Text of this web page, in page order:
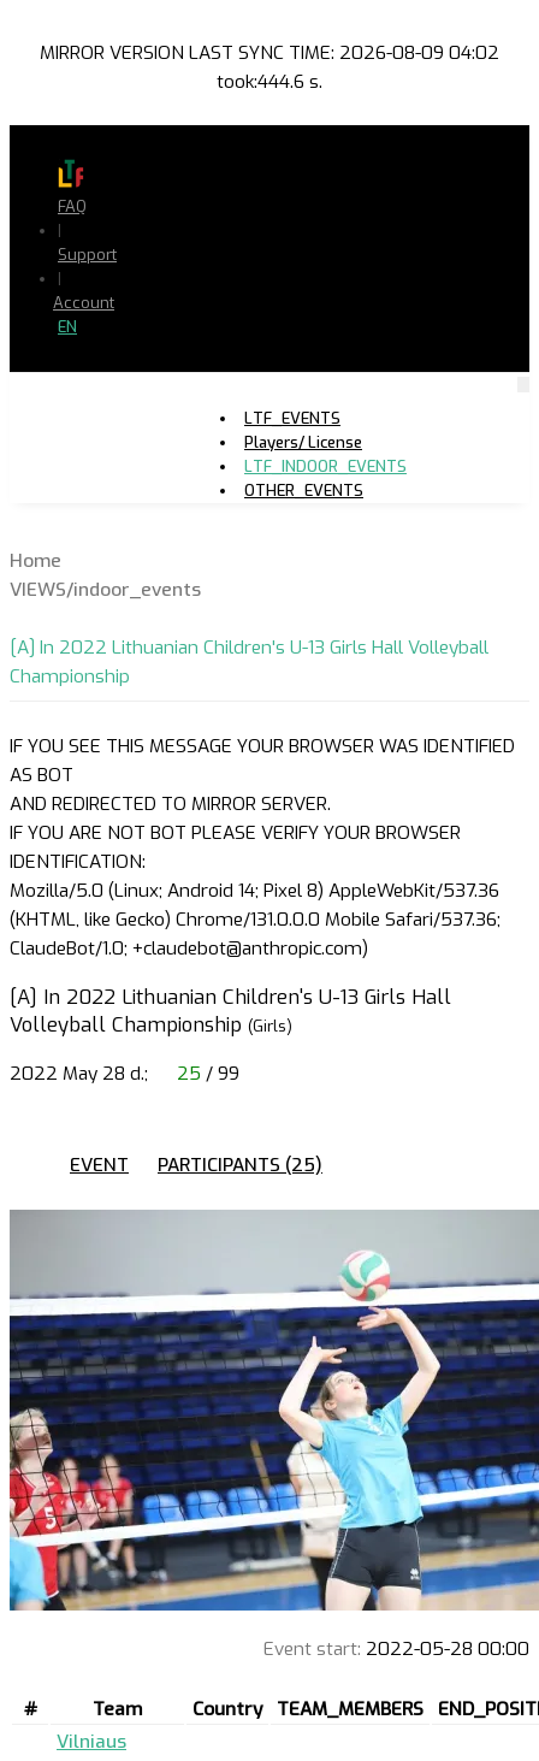
MIRROR VERSION LAST SYNC TIME: 2026-08-09 04:02
took:444.6 s.
FAQ
|
Support
|
Account
EN
LTF_EVENTS
Players/ License
LTF_INDOOR_EVENTS
OTHER_EVENTS
Home
VIEWS/indoor_events
[A] In 2022 Lithuanian Children's U-13 Girls Hall Volleyball
Championship
IF YOU SEE THIS MESSAGE YOUR BROWSER WAS IDENTIFIED
AS BOT
AND REDIRECTED TO MIRROR SERVER.
IF YOU ARE NOT BOT PLEASE VERIFY YOUR BROWSER
IDENTIFICATION:
Mozilla/5.0 (Linux; Android 14; Pixel 8) AppleWebKit/537.36
(KHTML, like Gecko) Chrome/131.0.0.0 Mobile Safari/537.36;
ClaudeBot/1.0; +claudebot@anthropic.com)
[A] In 2022 Lithuanian Children's U-13 Girls Hall
Volleyball Championship (Girls)
2022 May 28 d.; 25 / 99
EVENT PARTICIPANTS (25)
Event start: 2022-05-28 00:00
# Team Country TEAM_MEMBERS
Vilniaus